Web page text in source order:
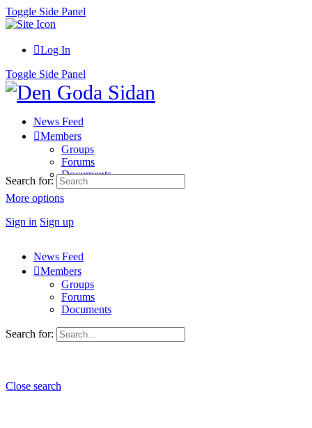
Toggle Side Panel
Log In
Toggle Side Panel
News Feed
Members
Groups
Forums
Documents
More options
Sign in Sign up
Search for:
News Feed
Members
Groups
Forums
Documents
Search for:
Close search